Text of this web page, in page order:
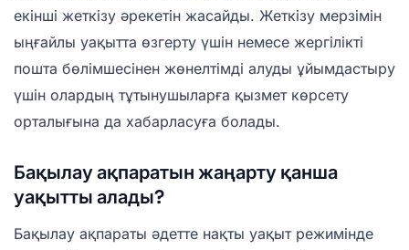
екінші жеткізу әрекетін жасайды. Жеткізу мерзімін
ыңғайлы уақытта өзгерту үшін немесе жергілікті
пошта бөлімшесінен жөнелтімді алуды ұйымдастыру
үшін олардың тұтынушыларға қызмет көрсету
орталығына да хабарласуға болады.
Бақылау ақпаратын жаңарту қанша
уақытты алады?
Бақылау ақпараты әдетте нақты уақыт режимінде